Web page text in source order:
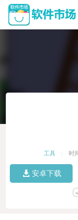
工具 时
安卓下载